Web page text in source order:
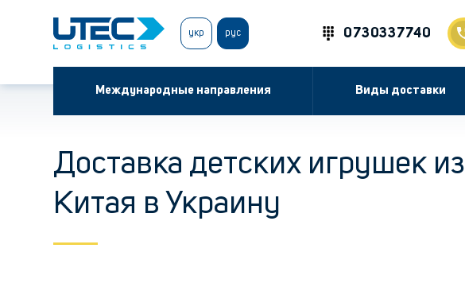
укр рус 0730337740
Международные направления Виды доставки
Доставка детских игрушек из
Китая в Украину